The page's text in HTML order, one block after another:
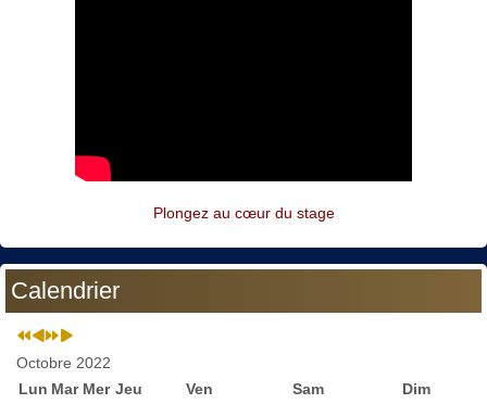
Plongez au cœur du stage
Calendrier
Octobre 2022
Lun Mar Mer Jeu Ven Sam
Dim